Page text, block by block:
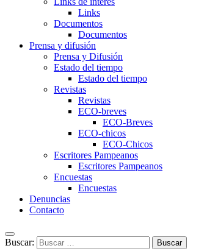
Links
Documentos
Documentos
Prensa y difusión
Prensa y Difusión
Estado del tiempo
Estado del tiempo
Revistas
Revistas
ECO-breves
ECO-Breves
ECO-chicos
ECO-Chicos
Escritores Pampeanos
Escritores Pampeanos
Encuestas
Encuestas
Denuncias
Contacto
Buscar: